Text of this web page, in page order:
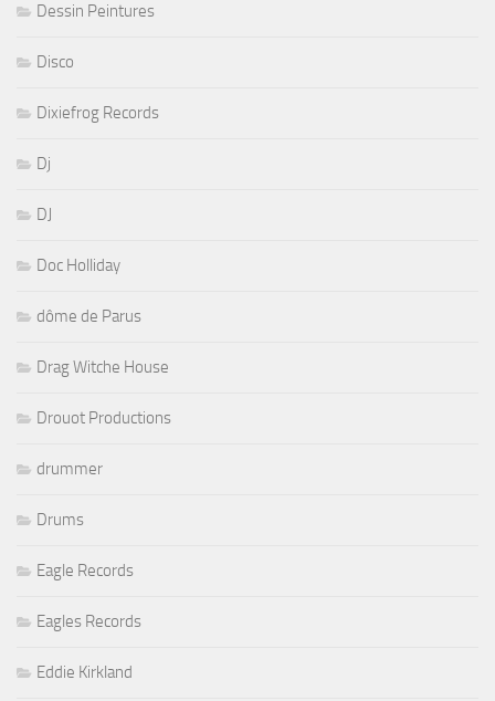
Dessin Peintures
Disco
Dixiefrog Records
Dj
DJ
Doc Holliday
dôme de Parus
Drag Witche House
Drouot Productions
drummer
Drums
Eagle Records
Eagles Records
Eddie Kirkland